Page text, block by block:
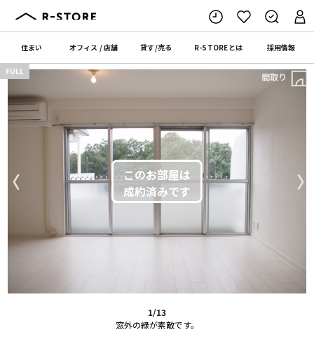
住まい オフィス /店舗 貸す/売る R-STOREとは 採用情報
1/13
窓外の緑が素敵です。
〈 〉
FULL 間取り